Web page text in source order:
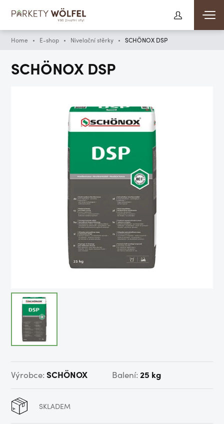
Home E-shop Nivelační stěrky SCHÖNOX DSP
SCHÖNOX DSP
Výrobce: SCHÖNOX Balení: 25 kg
SKLADEM